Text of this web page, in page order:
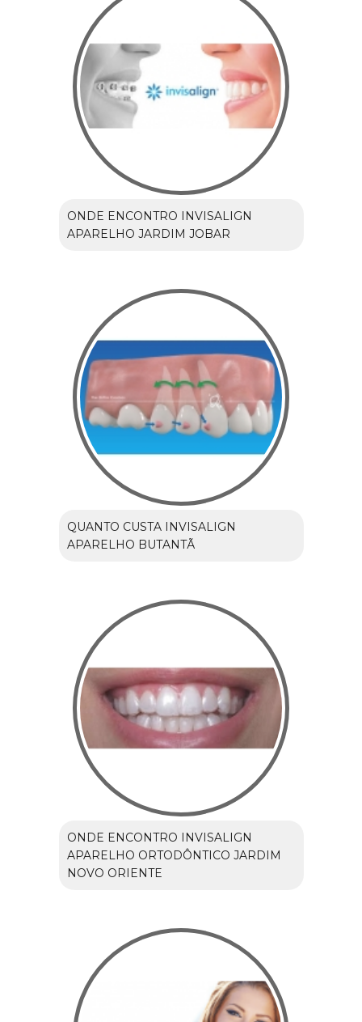
ONDE ENCONTRO INVISALIGN
APARELHO JARDIM JOBAR
QUANTO CUSTA INVISALIGN
APARELHO BUTANTÃ
ONDE ENCONTRO INVISALIGN
APARELHO ORTODÔNTICO JARDIM
NOVO ORIENTE